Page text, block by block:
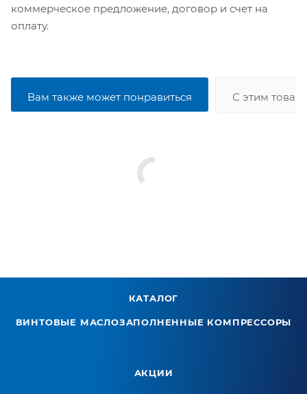
коммерческое предложение, договор и счет на
оплату.
Вам также может понравиться С этим
КАТАЛОГ
ВИНТОВЫЕ МАСЛОЗАПОЛНЕННЫЕ КОМПРЕССОРЫ
АКЦИИ